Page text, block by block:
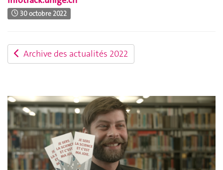
30 octobre 2022
Archive des actualités 2022